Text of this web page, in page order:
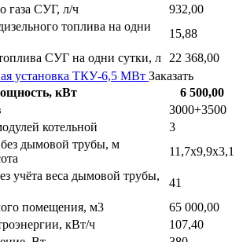
газа СУГ, л/ч
932,00
топлива на одни
15,88
СУГ на одни сутки, л
22 368,00
установка ТКУ-6,5 МВт Заказать
кВт
6 500,00
3000+3500
котельной
3
без дымовой трубы, м
11,7х9,9х3,1
учёта веса дымовой трубы,
41
помещения, м3
65 000,00
кВт/ч
107,40